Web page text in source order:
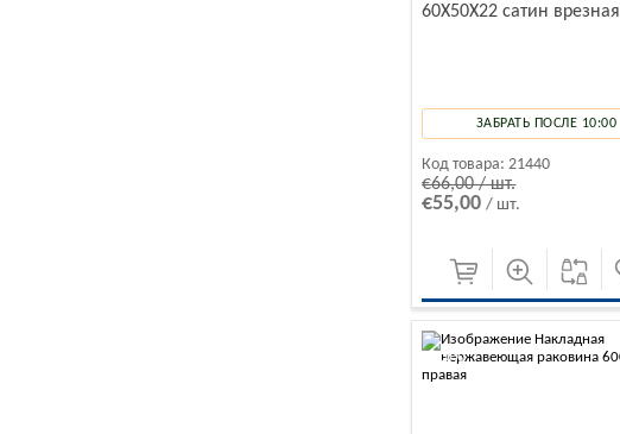
60X50X22 сатин врезная
ЗАБРАТЬ ПОСЛЕ 10:00
Код товара: 21440
€66,00 / шт.
€55,00/ шт.
-10%